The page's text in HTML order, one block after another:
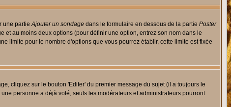
une partieAjouter un sondage dans le formulaire en dessous de la partie Poster
au moins deux options (pour définir une option, entrez son nom dans le
limite pour le nombre d'options que vous pourrez établir, cette limite est fixée
cliquez sur le bouton 'Editer' du premier message du sujet (il a toujours le
personne a déjà voté, seuls les modérateurs et administrateurs pourront